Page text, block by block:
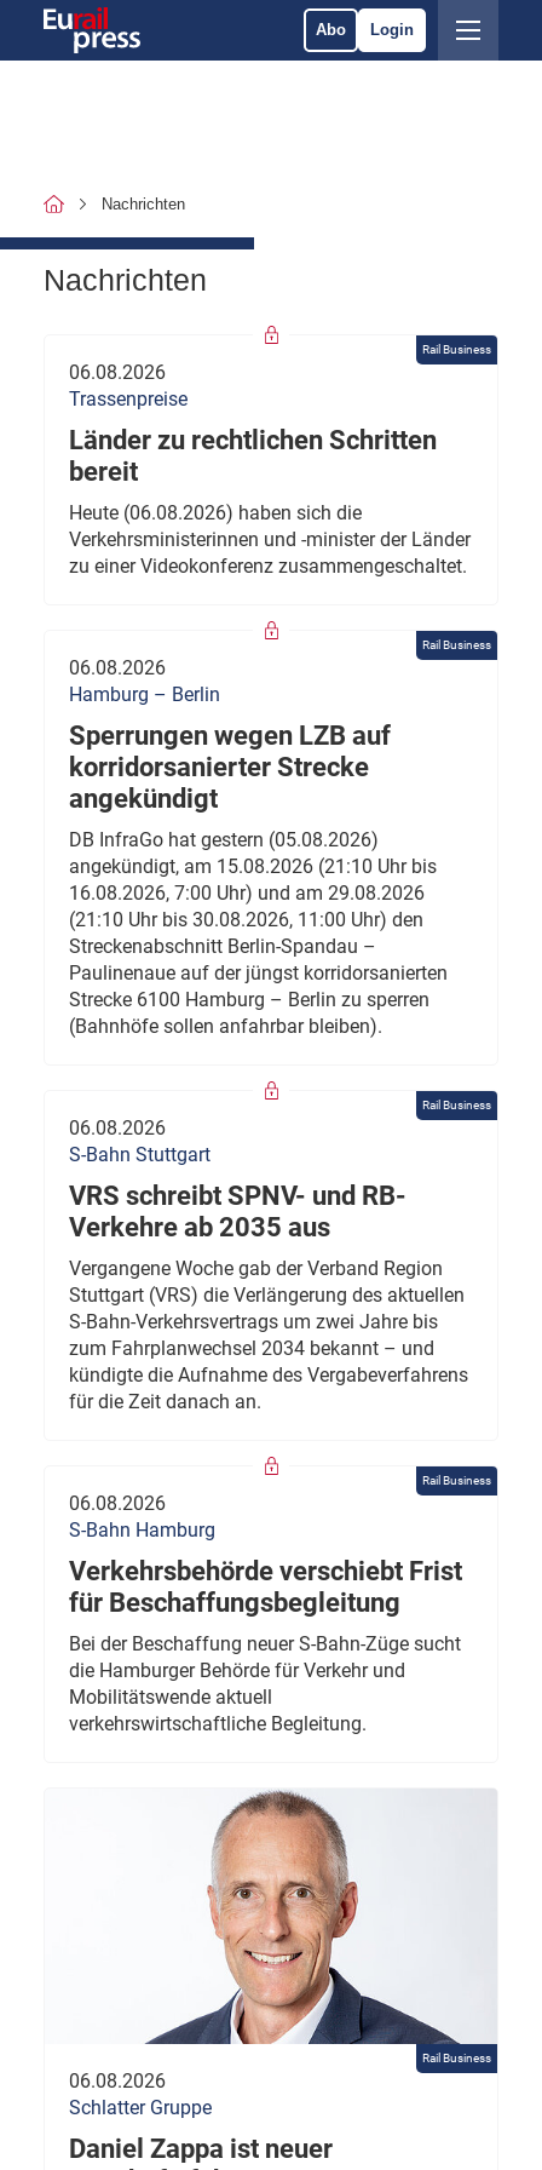
Abo Login
Nachrichten
Nachrichten
Rail Business
06.08.2026
Trassenpreise
Länder zu rechtlichen Schritten
bereit
Heute (06.08.2026) haben sich die
Verkehrsministerinnen und -minister der Länder
zu einer Videokonferenz zusammengeschaltet.
Rail Business
06.08.2026
Hamburg – Berlin
Sperrungen wegen LZB auf
korridorsanierter Strecke
angekündigt
DB InfraGo hat gestern (05.08.2026)
angekündigt, am 15.08.2026 (21:10 Uhr bis
16.08.2026, 7:00 Uhr) und am 29.08.2026
(21:10 Uhr bis 30.08.2026, 11:00 Uhr) den
Streckenabschnitt Berlin-Spandau –
Paulinenaue auf der jüngst korridorsanierten
Strecke 6100 Hamburg – Berlin zu sperren
(Bahnhöfe sollen anfahrbar bleiben).
Rail Business
06.08.2026
S-Bahn Stuttgart
VRS schreibt SPNV- und RB-
Verkehre ab 2035 aus
Vergangene Woche gab der Verband Region
Stuttgart (VRS) die Verlängerung des aktuellen
S-Bahn-Verkehrsvertrags um zwei Jahre bis
zum Fahrplanwechsel 2034 bekannt – und
kündigte die Aufnahme des Vergabeverfahrens
für die Zeit danach an.
Rail Business
06.08.2026
S-Bahn Hamburg
Verkehrsbehörde verschiebt Frist
für Beschaffungsbegleitung
Bei der Beschaffung neuer S-Bahn-Züge sucht
die Hamburger Behörde für Verkehr und
Mobilitätswende aktuell
verkehrswirtschaftliche Begleitung.
Rail Business
06.08.2026
Schlatter Gruppe
Daniel Zappa ist neuer